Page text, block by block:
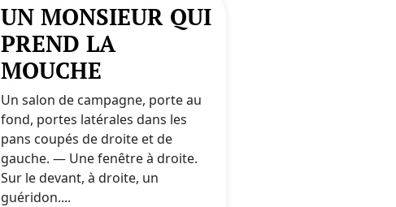
UN MONSIEUR QUI
PREND LA
MOUCHE
Un salon de campagne, porte au
fond, portes latérales dans les
pans coupés de droite et de
gauche. — Une fenêtre à droite.
Sur le devant, à droite, un
guéridon....